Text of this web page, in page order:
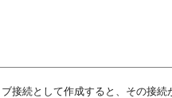
接続として作成すると、その接続